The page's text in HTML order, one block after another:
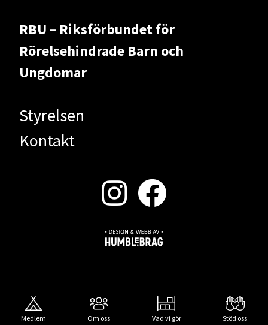
Medlem Om oss Vad vi gör Stöd oss
RBU – Riksförbundet för
Rörelsehindrade Barn och
Ungdomar
Styrelsen
Kontakt